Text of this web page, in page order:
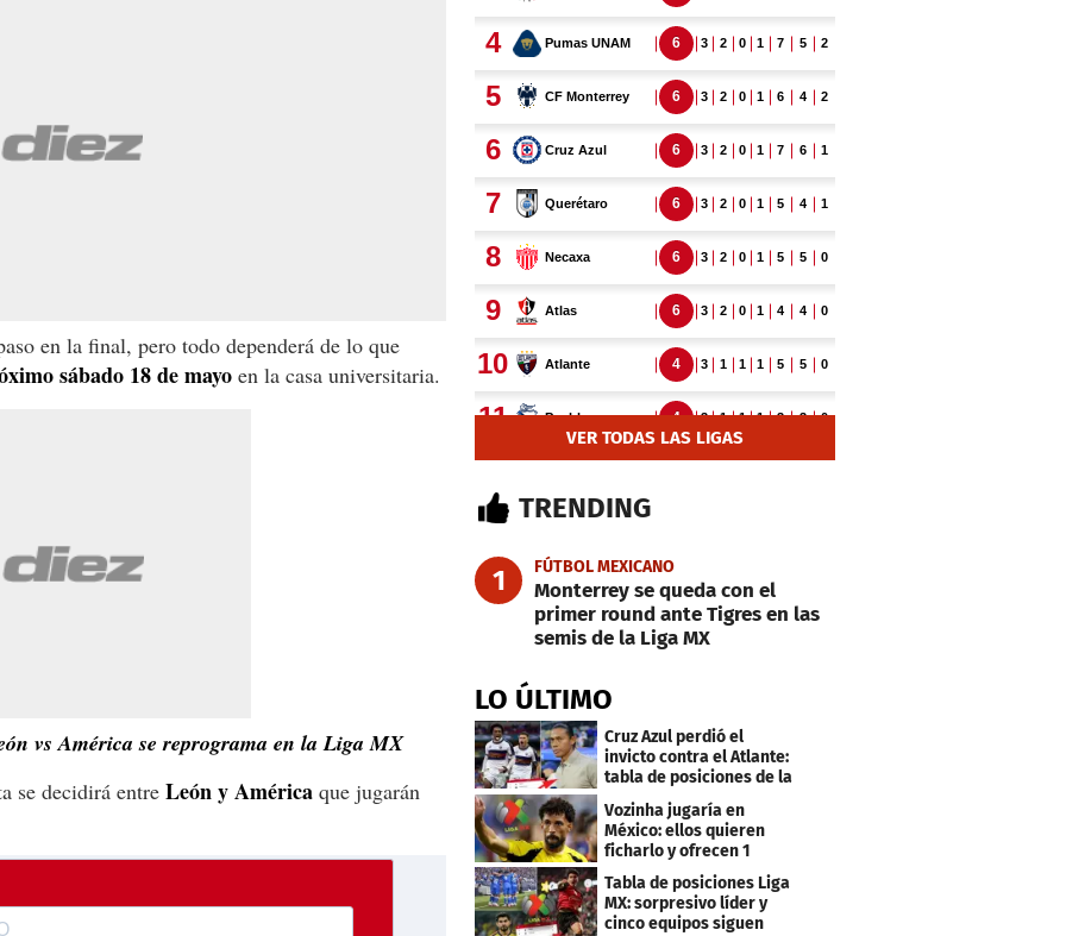
en la final, pero todo dependerá de lo que
sábado 18 de mayo en la casa universitaria.
vs América se reprograma en la Liga MX
se decidirá entre León y América que jugarán
VER TODAS LAS LIGAS
TRENDING
1 FÚTBOL MEXICANO
Monterrey se queda con el
primer round ante Tigres en las
semis de la Liga MX
LO ÚLTIMO
Cruz Azul perdió el
invicto contra el Atlante:
tabla de posiciones de la
Liga MX
Vozinha jugaría en
México: ellos quieren
ficharlo y ofrecen 1
millón de dólares
Tabla de posiciones Liga
MX: sorpresivo líder y
cinco equipos siguen